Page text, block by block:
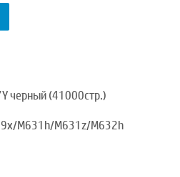
черный (41000стр.)
M631h/M631z/M632h